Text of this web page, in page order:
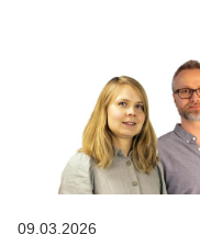
09.03.2026